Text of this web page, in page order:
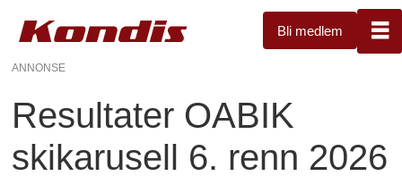
Bli medlem
ANNONSE
Resultater OABIK
skikarusell 6. renn 2026